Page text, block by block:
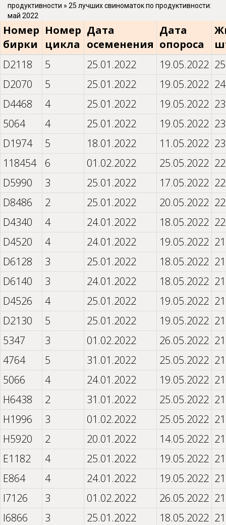
продуктивности » 25 лучших свиноматок по продуктивности:
май 2022
Номер
бирки
Номер
цикла
Дата
осеменения
Дата
опороса
D2118
5 25.01.2022 19.05.2022 25
D2070
5 25.01.2022 19.05.2022 24
D4468
4 25.01.2022 19.05.2022 23
5064
4 25.01.2022 19.05.2022 23
D1974
5 18.01.2022 11.05.2022 23
118454
6 01.02.2022 25.05.2022 22
D5990
3 25.01.2022 17.05.2022 22
D8486
2 25.01.2022 20.05.2022 22
D4340
4 24.01.2022 18.05.2022 22
D4520
4 24.01.2022 19.05.2022 21
D6128
3 25.01.2022 18.05.2022 21
D6140
3 24.01.2022 18.05.2022 21
D4526
4 25.01.2022 19.05.2022 21
D2130
5 25.01.2022 19.05.2022 21
5347
3 01.02.2022 26.05.2022 21
4764
5 31.01.2022 25.05.2022 21
5066
4 24.01.2022 19.05.2022 21
H6438
2 31.01.2022 25.05.2022 21
H1996
3 01.02.2022 25.05.2022 21
H5920
2 20.01.2022 14.05.2022 21
E1182
4 25.01.2022 19.05.2022 21
E864
4 24.01.2022 19.05.2022 21
I7126
3 01.02.2022 26.05.2022 21
I6866
3 25.01.2022 18.05.2022 21